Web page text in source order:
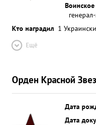
Кто наградил 1
Ещё
Орден Красной
Дата
Дата